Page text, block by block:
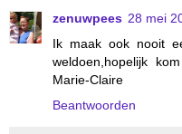
zenuwpees 28 mei
Ik maak ook nooit
weldoen,hopelijk
Marie-Claire
Beantwoorden